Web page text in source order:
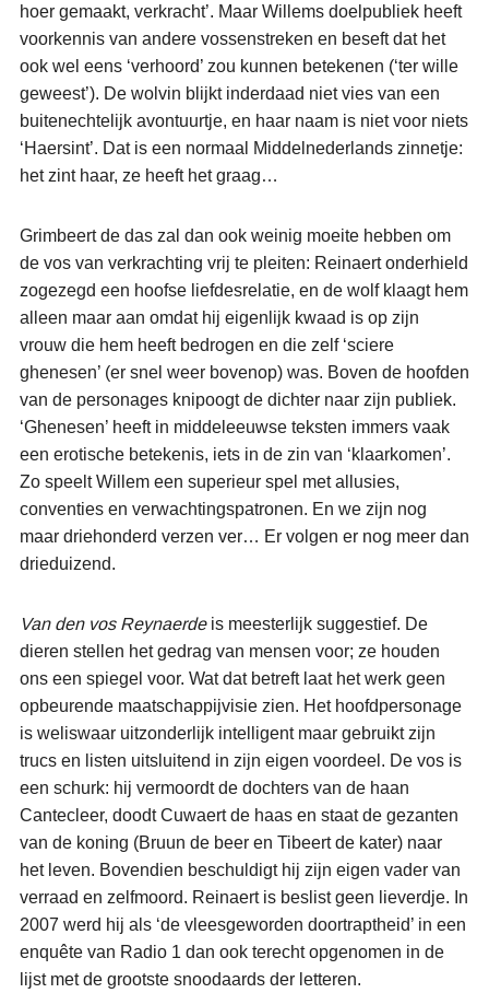
hoer gemaakt, verkracht’. Maar Willems doelpubliek heeft
voorkennis van andere vossenstreken en beseft dat het
ook wel eens ‘verhoord’ zou kunnen betekenen (‘ter wille
geweest’). De wolvin blijkt inderdaad niet vies van een
buitenechtelijk avontuurtje, en haar naam is niet voor niets
‘Haersint’. Dat is een normaal Middelnederlands zinnetje:
het zint haar, ze heeft het graag…
Grimbeert de das zal dan ook weinig moeite hebben om
de vos van verkrachting vrij te pleiten: Reinaert onderhield
zogezegd een hoofse liefdesrelatie, en de wolf klaagt hem
alleen maar aan omdat hij eigenlijk kwaad is op zijn
vrouw die hem heeft bedrogen en die zelf ‘sciere
ghenesen’ (er snel weer bovenop) was. Boven de hoofden
van de personages knipoogt de dichter naar zijn publiek.
‘Ghenesen’ heeft in middeleeuwse teksten immers vaak
een erotische betekenis, iets in de zin van ‘klaarkomen’.
Zo speelt Willem een superieur spel met allusies,
conventies en verwachtingspatronen. En we zijn nog
maar driehonderd verzen ver… Er volgen er nog meer dan
drieduizend.
Van den vos Reynaerde is meesterlijk suggestief. De
dieren stellen het gedrag van mensen voor; ze houden
ons een spiegel voor. Wat dat betreft laat het werk geen
opbeurende maatschappijvisie zien. Het hoofdpersonage
is weliswaar uitzonderlijk intelligent maar gebruikt zijn
trucs en listen uitsluitend in zijn eigen voordeel. De vos is
een schurk: hij vermoordt de dochters van de haan
Cantecleer, doodt Cuwaert de haas en staat de gezanten
van de koning (Bruun de beer en Tibeert de kater) naar
het leven. Bovendien beschuldigt hij zijn eigen vader van
verraad en zelfmoord. Reinaert is beslist geen lieverdje. In
2007 werd hij als ‘de vleesgeworden doortraptheid’ in een
enquête van Radio 1 dan ook terecht opgenomen in de
lijst met de grootste snoodaards der letteren.